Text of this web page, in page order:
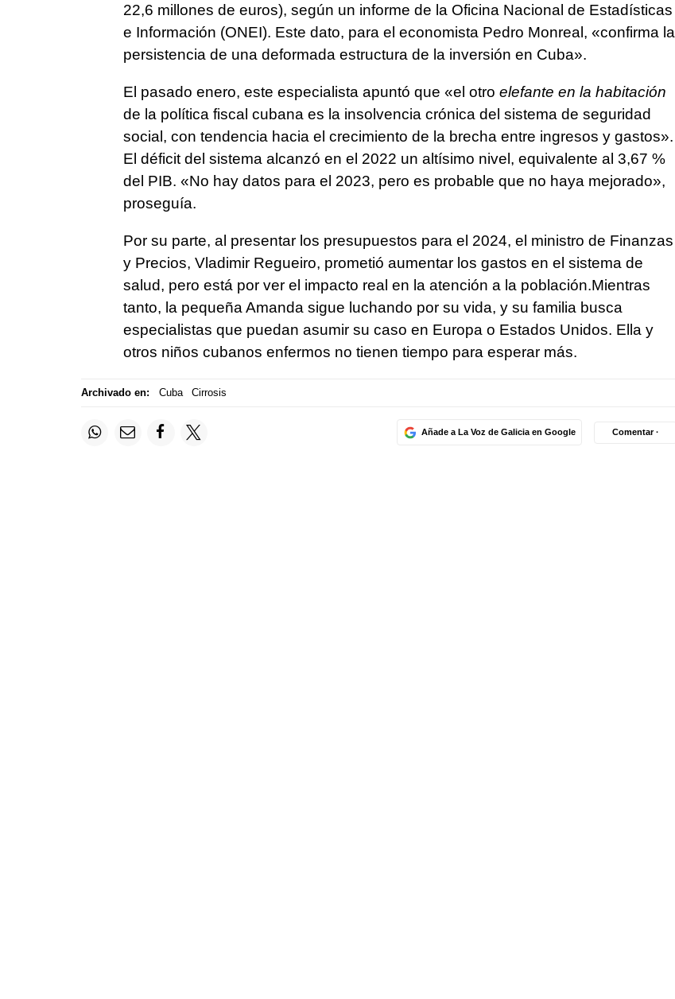
22,6 millones de euros), según un informe de la Oficina Nacional de Estadísticas
e Información (ONEI). Este dato, para el economista Pedro Monreal, «confirma la
persistencia de una deformada estructura de la inversión en Cuba».
El pasado enero, este especialista apuntó que «el otro elefante en la habitación
de la política fiscal cubana es la insolvencia crónica del sistema de seguridad
social, con tendencia hacia el crecimiento de la brecha entre ingresos y gastos».
El déficit del sistema alcanzó en el 2022 un altísimo nivel, equivalente al 3,67 %
del PIB. «No hay datos para el 2023, pero es probable que no haya mejorado»,
proseguía.
Por su parte, al presentar los presupuestos para el 2024, el ministro de Finanzas
y Precios, Vladimir Regueiro, prometió aumentar los gastos en el sistema de
salud, pero está por ver el impacto real en la atención a la población.Mientras
tanto, la pequeña Amanda sigue luchando por su vida, y su familia busca
especialistas que puedan asumir su caso en Europa o Estados Unidos. Ella y
otros niños cubanos enfermos no tienen tiempo para esperar más.
Archivado en: Cuba Cirrosis
Añade a La Voz de Galicia en Google Comentar ·